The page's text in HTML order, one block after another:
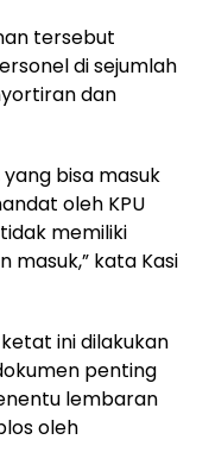
tersebut
di sejumlah
dan
bisa masuk
oleh KPU
memiliki
kata Kasi
ini dilakukan
penting
lembaran
oleh